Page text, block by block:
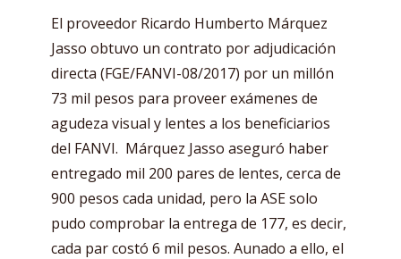
El proveedor Ricardo Humberto Márquez
Jasso obtuvo un contrato por adjudicación
directa (FGE/FANVI-08/2017) por un millón
73 mil pesos para proveer exámenes de
agudeza visual y lentes a los beneficiarios
del FANVI. Márquez Jasso aseguró haber
entregado mil 200 pares de lentes, cerca de
900 pesos cada unidad, pero la ASE solo
pudo comprobar la entrega de 177, es decir,
cada par costó 6 mil pesos. Aunado a ello, el